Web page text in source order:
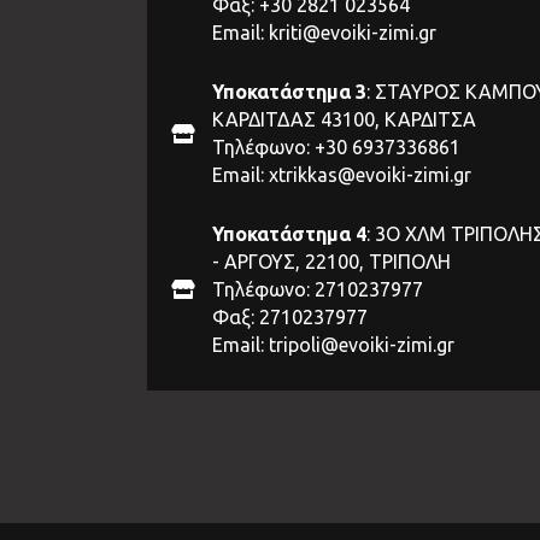
Email: kriti@evoiki-zimi.gr
Υποκατάστημα 3: ΣΤΑΥΡΟΣ
ΚΑΡΔΙΤΔΑΣ 43100, ΚΑΡΔΙΤΣΑ
Τηλέφωνο: +30 6937336861
Email: xtrikkas@evoiki-zimi.gr
Υποκατάστημα 4: 3Ο ΧΛΜ
- ΑΡΓΟΥΣ, 22100, ΤΡΙΠΟΛΗ
Τηλέφωνο: 2710237977
Φαξ: 2710237977
Email: tripoli@evoiki-zimi.gr